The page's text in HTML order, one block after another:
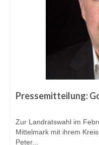
Pressemitteilung:
Zur Landratswahl im
Mittelmark mit ihrem
Peter...